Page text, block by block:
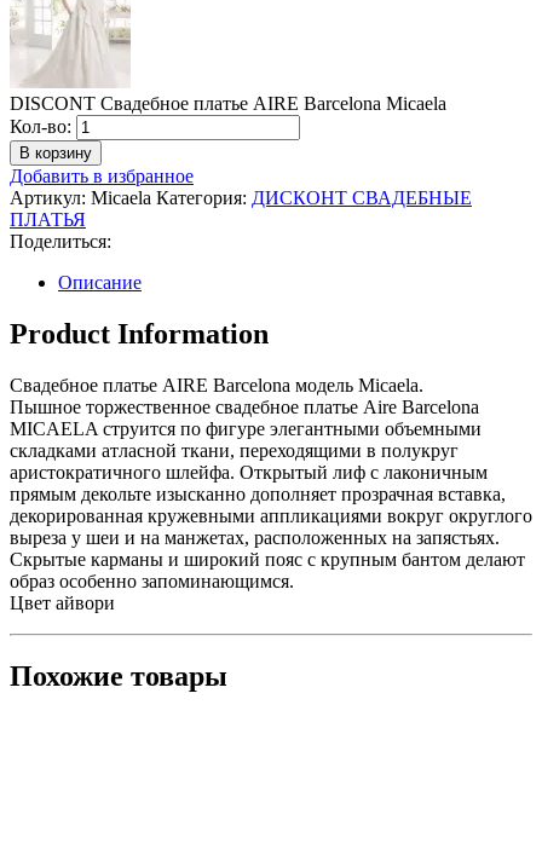
DISCONT Свадебное платье AIRE Barcelona Micaela
Кол-во: Количество
DISCONT
Свадебное
платье
AIRE
Barcelona
Micaela
В корзину
Добавить в избранное
Артикул: Micaela Категория: ДИСКОНТ СВАДЕБНЫЕ
ПЛАТЬЯ
Поделиться:
Описание
Product Information
Свадебное платье AIRE Barcelona модель Micaela.
Пышное торжественное свадебное платье Aire Barcelona
MICAELA cтруится по фигуре элегантными объемными
складками атласной ткани, переходящими в полукруг
аристократичного шлейфа. Открытый лиф с лаконичным
прямым декольте изысканно дополняет прозрачная вставка,
декорированная кружевными аппликациями вокруг округлого
выреза у шеи и на манжетах, расположенных на запястьях.
Скрытые карманы и широкий пояс с крупным бантом делают
образ особенно запоминающимся.
Цвет айвори
Похожие товары